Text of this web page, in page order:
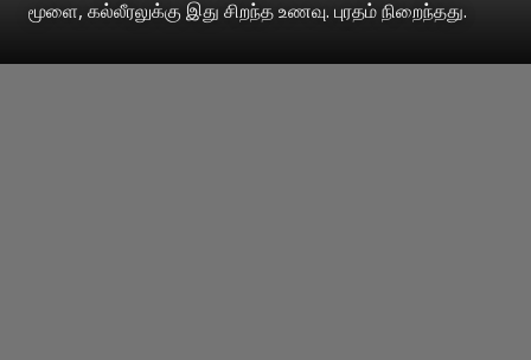
மூளை, கல்லீரலுக்கு இது சிறந்த உணவு. புரதம் நிறைந்தது.